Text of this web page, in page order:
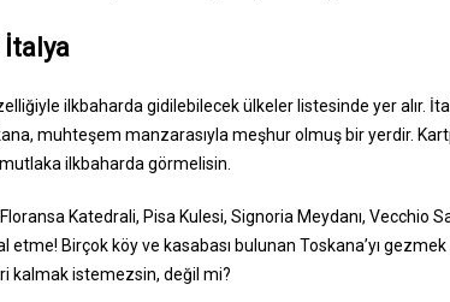
ilkbaharda gidilebilecek ülkeler listesinde yer alır.
muhteşem manzarasıyla meşhur olmuş bir yerdir.
mutlaka ilkbaharda görmelisin.
Katedrali, Pisa Kulesi, Signoria Meydanı, Vecchio
etme! Birçok köy ve kasabası bulunan Toskana’yı
kalmak istemezsin, değil mi?